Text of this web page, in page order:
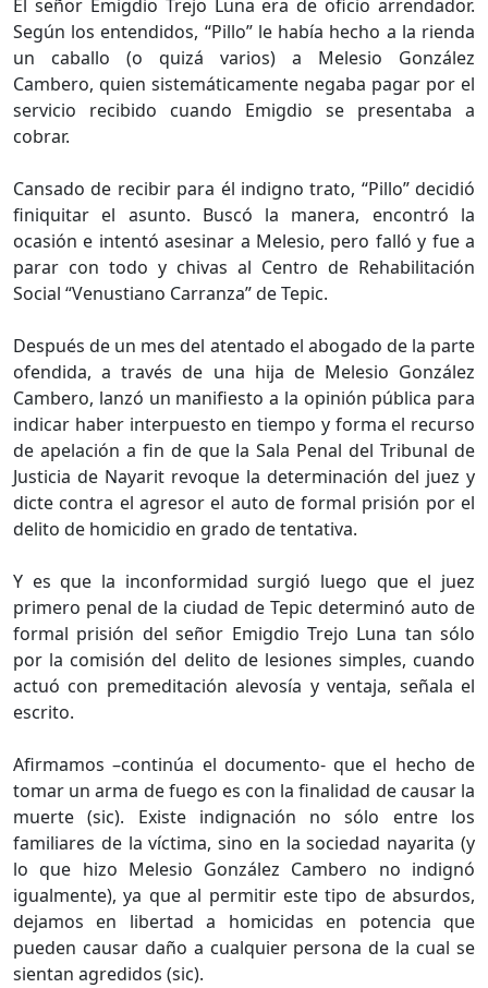
El señor Emigdio Trejo Luna era de oficio arrendador.
Según los entendidos, “Pillo” le había hecho a la rienda
un caballo (o quizá varios) a Melesio González
Cambero, quien sistemáticamente negaba pagar por el
servicio recibido cuando Emigdio se presentaba a
cobrar.
Cansado de recibir para él indigno trato, “Pillo” decidió
finiquitar el asunto. Buscó la manera, encontró la
ocasión e intentó asesinar a Melesio, pero falló y fue a
parar con todo y chivas al Centro de Rehabilitación
Social “Venustiano Carranza” de Tepic.
Después de un mes del atentado el abogado de la parte
ofendida, a través de una hija de Melesio González
Cambero, lanzó un manifiesto a la opinión pública para
indicar haber interpuesto en tiempo y forma el recurso
de apelación a fin de que la Sala Penal del Tribunal de
Justicia de Nayarit revoque la determinación del juez y
dicte contra el agresor el auto de formal prisión por el
delito de homicidio en grado de tentativa.
Y es que la inconformidad surgió luego que el juez
primero penal de la ciudad de Tepic determinó auto de
formal prisión del señor Emigdio Trejo Luna tan sólo
por la comisión del delito de lesiones simples, cuando
actuó con premeditación alevosía y ventaja, señala el
escrito.
Afirmamos –continúa el documento- que el hecho de
tomar un arma de fuego es con la finalidad de causar la
muerte (sic). Existe indignación no sólo entre los
familiares de la víctima, sino en la sociedad nayarita (y
lo que hizo Melesio González Cambero no indignó
igualmente), ya que al permitir este tipo de absurdos,
dejamos en libertad a homicidas en potencia que
pueden causar daño a cualquier persona de la cual se
sientan agredidos (sic).